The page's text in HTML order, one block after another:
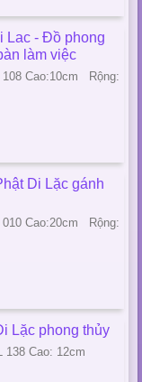
Lac - Đồ phong
làm việc
108 Cao:10cm Rộng:
Di Lặc gánh
010 Cao:20cm Rộng:
Lặc phong thủy
138 Cao: 12cm